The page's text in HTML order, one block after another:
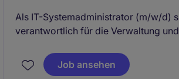
Als IT-Systemadministrator (m/w/d)
verantwortlich für die Verwaltung
der Industrie- und Fertigungsbranche.
Möglichkeit, innovative Technologien
Job ansehen